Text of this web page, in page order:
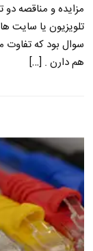
مزایده و مناقصه
تلویزیون یا سایت
سوال بود که تفاوت
هم دارن . […]